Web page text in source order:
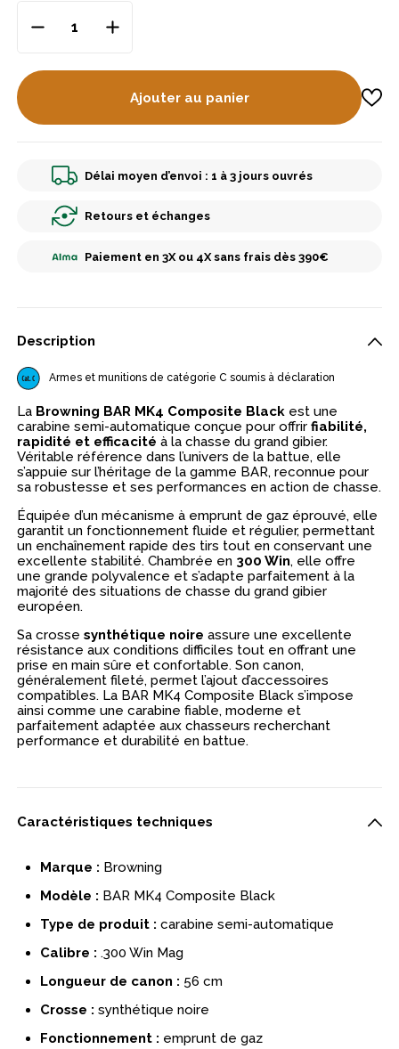
Ajouter au panier
Délai moyen d’envoi : 1 à 3 jours ouvrés
Retours et échanges
Paiement en 3X ou 4X sans frais dès 390€
Description
Armes et munitions de catégorie C soumis à déclaration
La Browning BAR MK4 Composite Black est une
carabine semi-automatique conçue pour offrirfiabilité,
rapidité et efficacité à la chasse du grand gibier.
Véritable référence dans l’univers de la battue, elle
s’appuie sur l’héritage de la gamme BAR, reconnue pour
sa robustesse et ses performances en action de chasse.
Équipée d’un mécanisme à emprunt de gaz éprouvé, elle
garantit un fonctionnement fluide et régulier, permettant
un enchaînement rapide des tirs tout en conservant une
excellente stabilité. Chambrée en 300 Win, elle offre
une grande polyvalence et s’adapte parfaitement à la
majorité des situations de chasse du grand gibier
européen.
Sa crossesynthétique noire assure une excellente
résistance aux conditions difficiles tout en offrant une
prise en main sûre et confortable. Son canon,
généralement fileté, permet l’ajout d’accessoires
compatibles. La BAR MK4 Composite Black s’impose
ainsi comme une carabine fiable, moderne et
parfaitement adaptée aux chasseurs recherchant
performance et durabilité en battue.
Caractéristiques techniques
Marque : Browning
Modèle : BAR MK4 Composite Black
Type de produit : carabine semi-automatique
Calibre : .300 Win Mag
Longueur de canon : 56 cm
Crosse : synthétique noire
Fonctionnement : emprunt de gaz